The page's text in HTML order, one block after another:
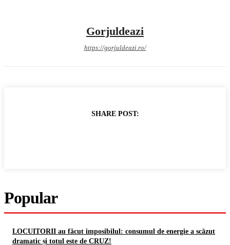
Gorjuldeazi
https://gorjuldeazi.ro/
SHARE POST:
Popular
LOCUITORII au făcut imposibilul: consumul de energie a scăzut
dramatic și totul este de CRUZ!